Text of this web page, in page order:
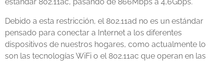
Debido a esta restricción, el 802.11ad no es un estándar
pensado para conectar a Internet a los diferentes
dispositivos de nuestros hogares, como actualmente lo
son las tecnologías WiFi o el 802.11ac que operan en las